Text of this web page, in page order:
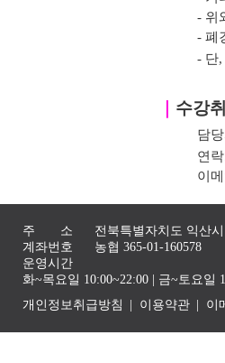
- 위
- 폐
- 단
수강
담
연
이
주 소
전북특별자치도 익산
계좌번호
농협 365-01-160578
운영시간
화~목요일 10:00~22:00 | 금~토요일
개인정보취급방침
이용약관 이